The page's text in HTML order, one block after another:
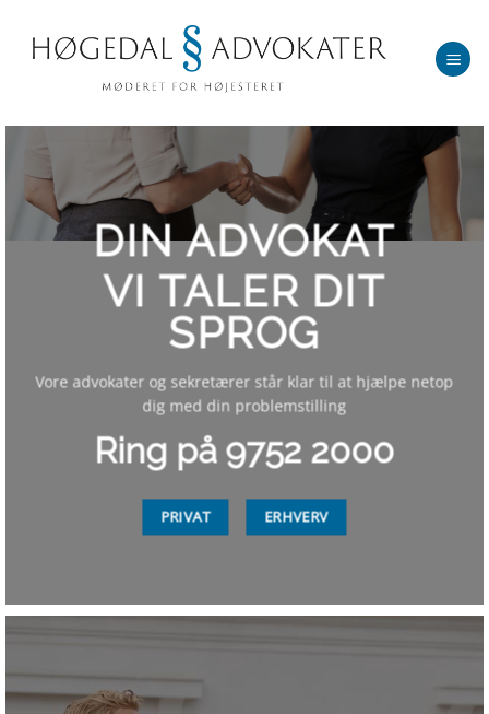
indhold
DIN ADVOKAT
VI TALER DIT
SPROG
Vore advokater og sekretærer står klar til at hjælpe netop
dig med din problemstilling
Ring på 9752 2000
PRIVAT ERHVERV